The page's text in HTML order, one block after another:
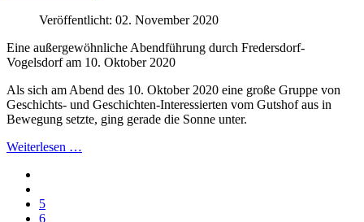
Veröffentlicht: 02. November 2020
Eine außergewöhnliche Abendführung durch Fredersdorf-
Vogelsdorf am 10. Oktober 2020
Als sich am Abend des 10. Oktober 2020 eine große Gruppe von
Geschichts- und Geschichten-Interessierten vom Gutshof aus in
Bewegung setzte, ging gerade die Sonne unter.
Weiterlesen …
5
6